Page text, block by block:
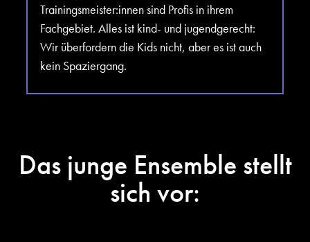
Trainingsmeister:innen sind Profis in ihrem
Fachgebiet. Alles ist kind- und jugendgerecht:
Wir überfordern die Kids nicht, aber es ist auch
kein Spaziergang.
Das junge Ensemble stellt
sich vor: